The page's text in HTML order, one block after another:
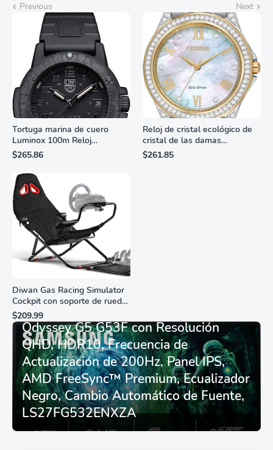
Previous Next
Tortuga marina de cuero
Luminox 100m Reloj
analógico de cuarzo
resistente al agua
$265.86
Reloj de cristal ecológico de
cristal de las damas
ciudadanas, 3 manos,
marcadores de números
$261.85
Diwan Gas Racing Simulator
Cockpit con soporte de rueda
de carreras plegable y
asiento - Logitech
G29/920/923/27/25,
Thrustmaster
T248/X/T300RS/T150/458/TX
$209.99
Monitor Gamer SAMSUNG 27”
Odyssey G5 G53F con Resolución
QHD, HDR10, Frecuencia de
Actualización de 200Hz, Panel IPS,
AMD FreeSync™ Premium, Ecualizador
Negro, Cambio Automático de Fuente,
LS27FG532ENXZA